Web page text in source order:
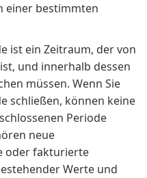
einer bestimmten
ist ein Zeitraum, der von
und innerhalb dessen
müssen. Wenn Sie
schließen, können keine
Periode
neue
oder fakturierte
Werte und